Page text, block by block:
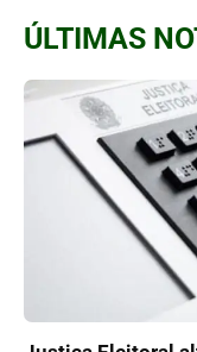
ÚLTIMAS